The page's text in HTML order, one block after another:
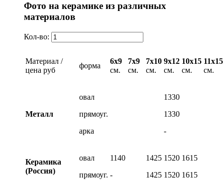
Фото на керамике из различных
материалов
Кол-во:
Материал /
цена руб
форма
6х9
см.
7х9
см.
7х10
см.
9х12
см.
10х15
см.
11х15
см.
Металл
овал
прямоуг.
арка
1330
1330
-
Керамика
(Россия)
овал
прямоуг.
1140
-
1425
1425
1520
1520
1615
1615